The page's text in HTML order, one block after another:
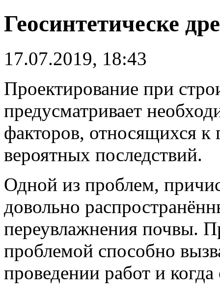
Геосинтетическе
17.07.2019, 18:43
Проектирование при
предусматривает
факторов, относящихся к
вероятных последствий.
Одной из проблем,
довольно
переувлажнения почвы.
проблемой способно
проведении работ и